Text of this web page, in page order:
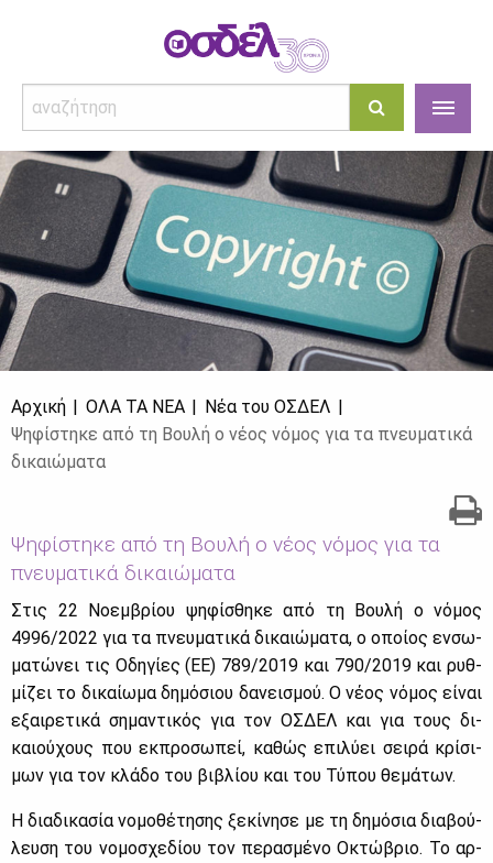
Αρχική ΌΛΑ ΤΑ ΝΈΑ
Νέα του ΟΣΔΕΛ
Ψηφίστηκε από τη Βουλή ο νέος νόμος για τα πνευματικά
δικαιώματα
Ψηφίστηκε από τη Βουλή ο νέος νόμος για τα
πνευματικά δικαιώματα
Στις 22 Νο­εμ­βρί­ου ψη­φί­σθη­κε από τη Βου­λή ο νό­μος
4996/2022 για τα πνευ­μα­τι­κά δι­καιώ­μα­τα, ο οποί­ος εν­σω­
μα­τώ­νει τις Οδη­γί­ες (ΕΕ) 789/2019 και 790/2019 και ρυθ­
μί­ζει το δι­καί­ω­μα δη­μό­σιου δα­νει­σμού. Ο νέ­ος νό­μος εί­ναι
εξαι­ρε­τι­κά ση­μα­ντι­κός για τον ΟΣ­ΔΕΛ και για τους δι­
καιού­χους που εκ­προ­σω­πεί, κα­θώς επι­λύ­ει σει­ρά κρί­σι­
μων για τον κλά­δο του βι­βλί­ου και του Τύ­που θε­μά­των.
Η δια­δι­κα­σία νο­μο­θέ­τη­σης ξε­κί­νη­σε με τη δη­μό­σια δια­βού­
λευ­ση του νο­μο­σχε­δί­ου τον πε­ρα­σμέ­νο Οκτώ­βριο. Το αρ­